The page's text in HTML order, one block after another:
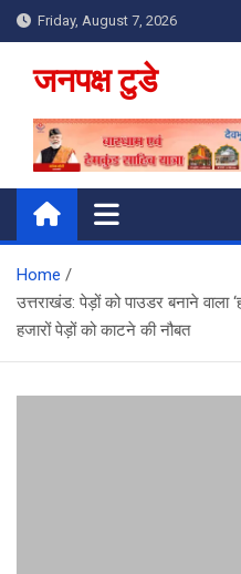
Skip
to
content
Friday, August 7, 2026
जनपक्ष टुडे
Home
उत्तराखंड: पेड़ों को पाउडर बनाने वाला
हजारों पेड़ों को काटने की नौबत